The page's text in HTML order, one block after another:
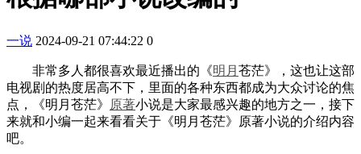
一说 2024-09-21 07:44:22 0
非常多人都很喜欢最近播出的《明月 苍茫》，这也让这部
电视剧的热度居高不下，里面的各种东西都成为大众讨论的焦
点，《明月苍茫》
原著小说是大家最感兴趣的地方之一，接下
来就和小编一起来看看关于《明月苍茫》原著小说的介绍内容
吧。